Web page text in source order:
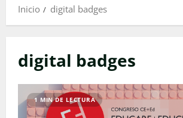
Inicio
digital badges
digital badges
1 MIN DE LECTURA